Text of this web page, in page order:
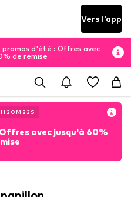
Vers l'app
promos d'été : Offres avec
de remise
H 20M 21 S
avec jusqu'à 60%